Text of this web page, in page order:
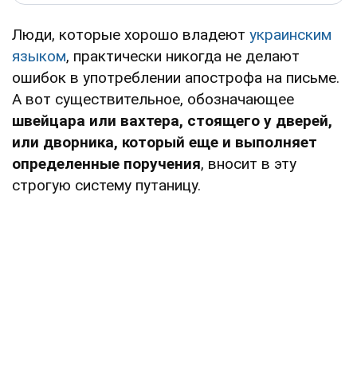
Люди, которые хорошо владеют украинским
языком, практически никогда не делают
ошибок в употреблении апострофа на письме.
А вот существительное, обозначающее
швейцара или вахтера, стоящего у дверей,
или дворника, который еще и выполняет
определенные поручения, вносит в эту
строгую систему путаницу.